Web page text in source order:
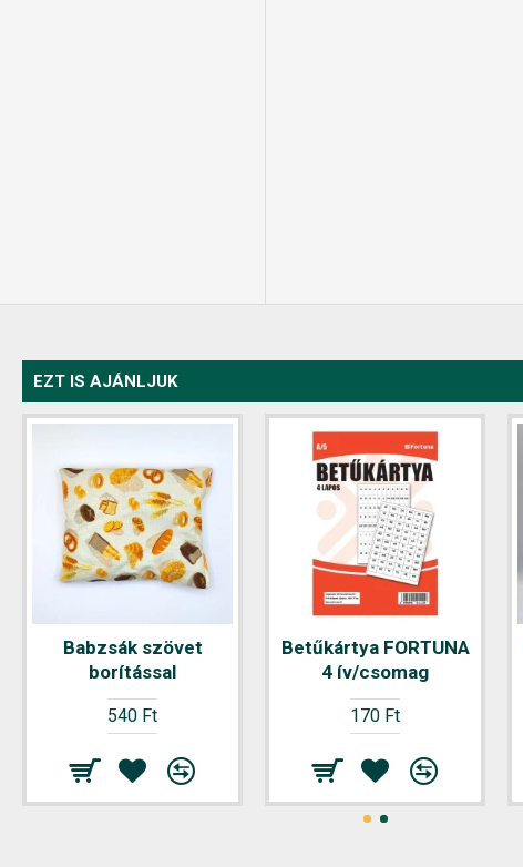
EZT IS AJÁNLJUK
Babzsák szövet
borítással
540 Ft
Betűkártya FORTUNA
4 ív/csomag
170 Ft